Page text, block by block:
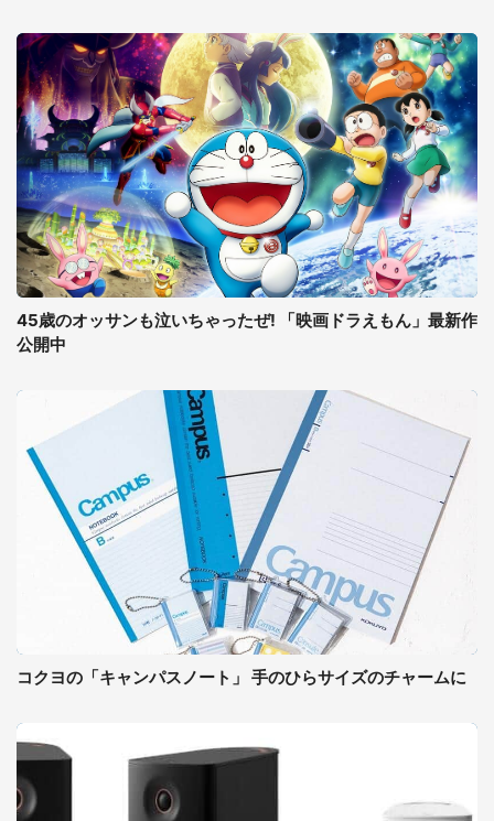
45歳のオッサンも泣いちゃったぜ! 「映画ドラえもん」最新作
公開中
コクヨの「キャンパスノート」 手のひらサイズのチャームに